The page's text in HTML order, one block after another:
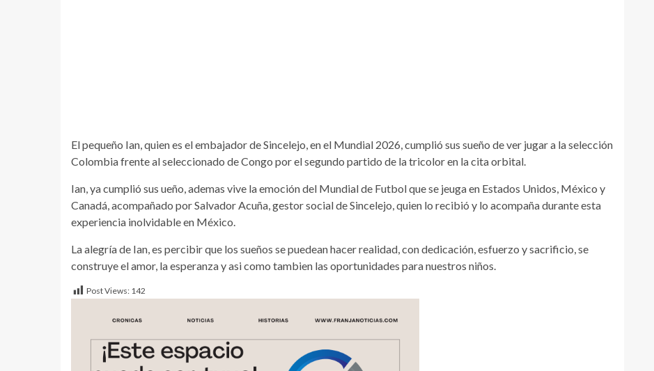
El pequeño Ian, quien es el embajador de Sincelejo, en el Mundial 2026, cumplió sus sueño de ver jugar a la selección
Colombia frente al seleccionado de Congo por el segundo partido de la tricolor en la cita orbital.
Ian, ya cumplió sus ueño, ademas vive la emoción del Mundial de Futbol que se jeuga en Estados Unidos, México y
Canadá, acompañado por Salvador Acuña, gestor social de Sincelejo, quien lo recibió y lo acompaña durante esta
experiencia inolvidable en México.
La alegría de Ian, es percibir que los sueños se puedean hacer realidad, con dedicación, esfuerzo y sacrificio, se
construye el amor, la esperanza y asi como tambien las oportunidades para nuestros niños.
Post Views: 142